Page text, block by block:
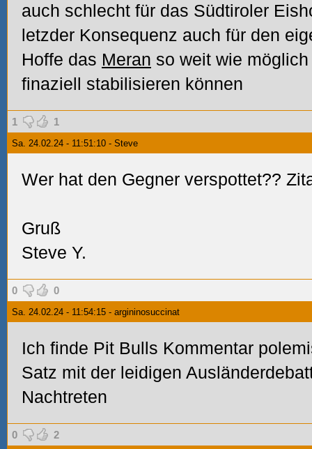
auch schlecht für das Südtiroler
letzder Konsequenz auch für den
Hoffe das Meran so weit wie
finaziell stabilisieren können
1 1
Sa. 24.02.24 - 11:51:10 - Steve
Wer hat den Gegner verspottet??
Gruß
Steve Y.
0 0
Sa. 24.02.24 - 11:54:15 - argininosuccinat
Ich finde Pit Bulls Kommentar
Satz mit der leidigen
Nachtreten
0 2